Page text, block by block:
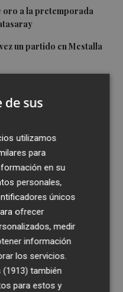
oro a la pretemporada
un partido en Mestalla
"muy alto" o
a ver el equipo que
de
tu correo
de sus
utilizamos
para
en su
personales,
únicos
ofrecer
medir
información
los servicios.
(1913) también
para estos y